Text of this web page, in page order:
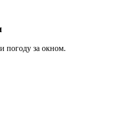
погоду за окном.